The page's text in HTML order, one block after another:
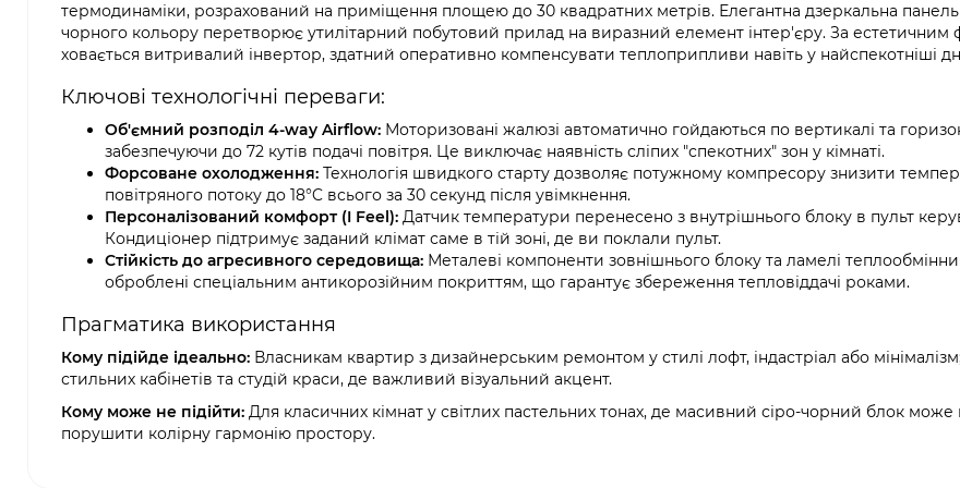
термодинаміки, розрахований на приміщення площею до 30 квадратних метрів. Елегантна дзеркальна панель
чорного кольору перетворює утилітарний побутовий прилад на виразний елемент інтер'єру. За естетичним
ховається витривалий інвертор, здатний оперативно компенсувати теплоприпливи навіть у найспекотніші
Ключові технологічні переваги:
Об'ємний розподіл 4-way Airflow: Моторизовані жалюзі автоматично гойдаються по вертикалі та
забезпечуючи до 72 кутів подачі повітря. Це виключає наявність сліпих "спекотних" зон у кімнаті.
Форсоване охолодження: Технологія швидкого старту дозволяє потужному компресору знизити
повітряного потоку до 18°C всього за 30 секунд після увімкнення.
Персоналізований комфорт (I Feel): Датчик температури перенесено з внутрішнього блоку в пульт
Кондиціонер підтримує заданий клімат саме в тій зоні, де ви поклали пульт.
Стійкість до агресивного середовища: Металеві компоненти зовнішнього блоку та ламелі
оброблені спеціальним антикорозійним покриттям, що гарантує збереження тепловіддачі роками.
Прагматика використання
Кому підійде ідеально: Власникам квартир з дизайнерським ремонтом у стилі лофт, індастріал або
стильних кабінетів та студій краси, де важливий візуальний акцент.
Кому може не підійти: Для класичних кімнат у світлих пастельних тонах, де масивний сіро-чорний блок може
порушити колірну гармонію простору.